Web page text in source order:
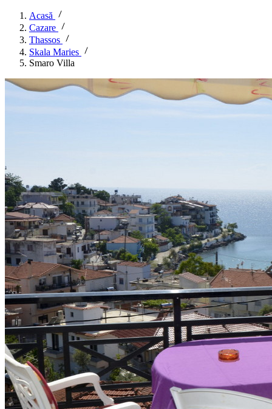
Acasă
Cazare
Thassos
Skala Maries
Smaro Villa